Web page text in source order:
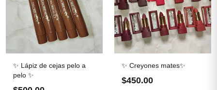
✨ Lápiz de cejas pelo a
pelo ✨
✨ Creyones mates✨
$450.00